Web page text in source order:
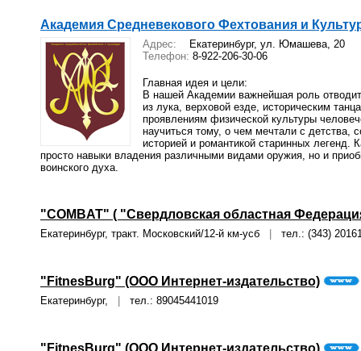
Академия Средневекового Фехтования и
Адрес:
Екатеринбург, ул. Юмашева, 20
Телефон: 8-922-206-30-06
Главная идея и цели:
В нашей Академии важнейшая роль
из лука, верховой езде, историческим
проявлениям физической культуры
научиться тому, о чем мечтали с детства,
историей и романтикой старинных
просто навыки владения различными видами оружия, но и
воинского духа.
"COMBAT" ( "Свердловская областная
Екатеринбург, тракт. Московский/12-й км-усб тел.: (343)
"FitnesBurg" (ООО Интернет-издательство)
Екатеринбург, тел.: 89045441019
"FitnesBurg" (ООО Интернет-издательство)